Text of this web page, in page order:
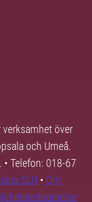
verksamhet över
och Umeå.
Telefon: 018-67
SLU • Om